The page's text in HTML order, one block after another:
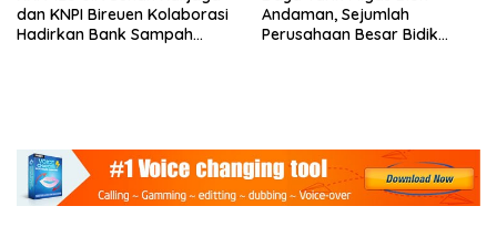
dan KNPI Bireuen Kolaborasi
Hadirkan Bank Sampah
Andaman, Sejumlah
Perusahaan Besar Bidik